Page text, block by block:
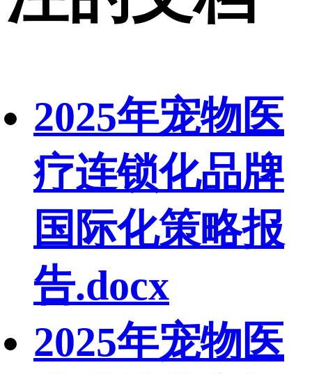
2025年宠物医
疗连锁化品牌
国际化策略报
告.docx
2025年宠物医